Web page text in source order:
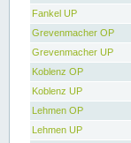
Fankel UP
Grevenmacher OP
Grevenmacher UP
Koblenz OP
Koblenz UP
Lehmen OP
Lehmen UP